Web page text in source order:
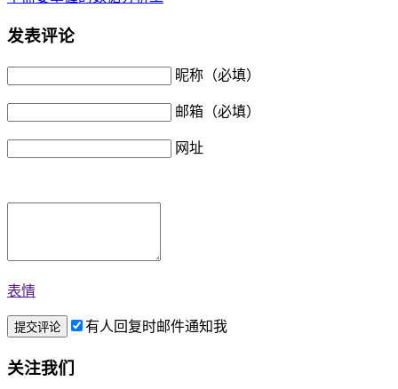
发表评论
昵称（必填）
邮箱（必填）
网址
表情
有人回复时邮件通知我
关注我们